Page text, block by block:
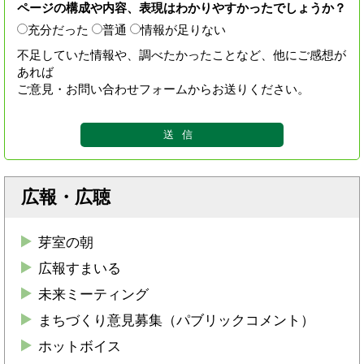
ページの構成や内容、表現はわかりやすかったでしょうか？
充分だった
普通
情報が足りない
不足していた情報や、調べたかったことなど、他にご感想が
あれば
ご意見・お問い合わせフォームからお送りください。
広報・広聴
芽室の朝
広報すまいる
未来ミーティング
まちづくり意見募集（パブリックコメント）
ホットボイス